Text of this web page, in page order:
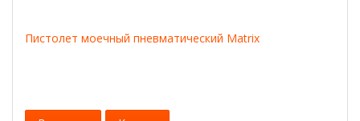
Пистолет моечный пневматический Matrix